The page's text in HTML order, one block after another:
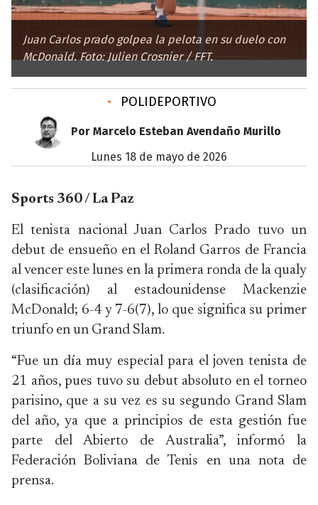
Juan Carlos prado golpea la pelota en su duelo con
McDonald. Foto: Julien Crosnier / FFT.
• POLIDEPORTIVO
Por Marcelo Esteban Avendaño Murillo
lunes 18 de mayo de 2026
Sports 360 / La Paz
El tenista nacional Juan Carlos Prado tuvo un
debut de ensueño en el Roland Garros de Francia
al vencer este lunes en la primera ronda de la qualy
(clasificación) al estadounidense Mackenzie
McDonald; 6-4 y 7-6(7), lo que significa su primer
triunfo en un Grand Slam.
“Fue un día muy especial para el joven tenista de
21 años, pues tuvo su debut absoluto en el torneo
parisino, que a su vez es su segundo Grand Slam
del año, ya que a principios de esta gestión fue
parte del Abierto de Australia”, informó la
Federación Boliviana de Tenis en una nota de
prensa.